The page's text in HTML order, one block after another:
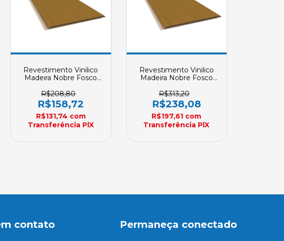
Revestimento Vinilico
Madeira Nobre Fosco
Plasbil Placa REVID
250mm X 10mm Sob
Encomenda
R$208,80
R$158,72
R$131,74 com
Transferência PlX
Revestimento Vinilico
Madeira Nobre Fosco
Plasbil Placa REVID
250mm X 10mm Sob
Encomenda
R$313,20
R$238,08
R$197,61 com
Transferência PlX
contato Permaneça conectado